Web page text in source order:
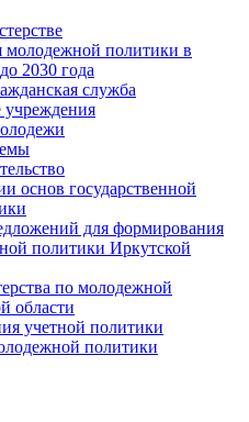
молодежной политики в
2030 года
служба
основ государственной
для формирования
политики Иркутской
по молодежной
области
учетной политики
политики